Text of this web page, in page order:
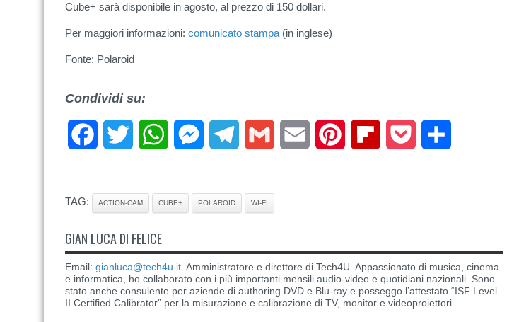
Cube+ sarà disponibile in agosto, al prezzo di 150 dollari.
Per maggiori informazioni: comunicato stampa (in inglese)
Fonte: Polaroid
Condividi su:
FacebookTwitter WhatsAppMessengerTelegramGmail Email Pinterest FlipboardPocket
TAG: ACTION-CAM CUBE+ POLAROID WI-FI
GIAN LUCA DI FELICE
Email: gianluca@tech4u.it . Amministratore e direttore di Tech4U. Appassionato di musica, cinema
e informatica, ho collaborato con i più importanti mensili audio-video e quotidiani nazionali. Sono
stato anche consulente per aziende di authoring DVD e Blu-ray e posseggo l’attestato “ISF Level
II Certified Calibrator” per la misurazione e calibrazione di TV, monitor e videoproiettori.